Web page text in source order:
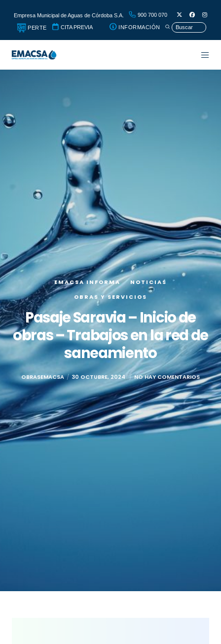
Empresa Municipal de Aguas de Córdoba S.A. 900 700 070
PERTE CITA PREVIA INFORMACIÓN
EMACSA INFORMA
NOTICIAS
OBRAS Y SERVICIOS
Pasaje Saravia – Inicio de
obras – Trabajos en la red de
saneamiento
OBRASEMACSA 30 OCTUBRE, 2024 NO HAY COMENTARIOS